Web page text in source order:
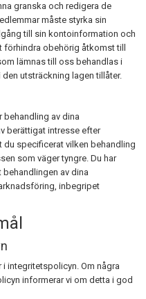
granska och redigera de
måste styrka sin
till sin kontoinformation och
förhindra obehörig åtkomst till
lämnas till oss behandlas i
utsträckning lagen tillåter.
behandling av dina
berättigat intresse efter
du specificerat vilken behandling
som väger tyngre. Du har
behandlingen av dina
inbegripet
i integritetspolicyn. Om några
informerar vi om detta i god